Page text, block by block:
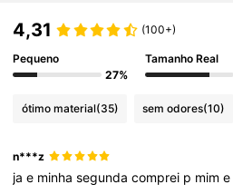
4,31 (100+)
Pequeno
27%
Tamanho Real
ótimo material(35) sem odores(10)
n***z
jae minhasegundacomprei p mime